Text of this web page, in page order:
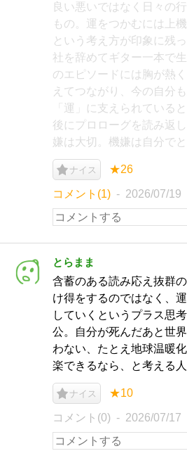
良い悪いではなく日々の
もの。運をつかむには上
という考え方が印象に残
社を辞めてギター一本で
のエピソードには胸が熱
えてつながり、今の自分
「運」に支えられている
後にプロローグを読み返
嫌は大切。機嫌は自分でと
ナイス ★26
コメント(1) 2026/07/19
とらまま
含蓄のある読み応え抜群
け得をするのではなく、
していくというプラス思
公。自分が死んだあと世
わない、たとえ地球温暖
楽できるなら、と考える
ナイス ★10
コメント(0) 2026/07/17